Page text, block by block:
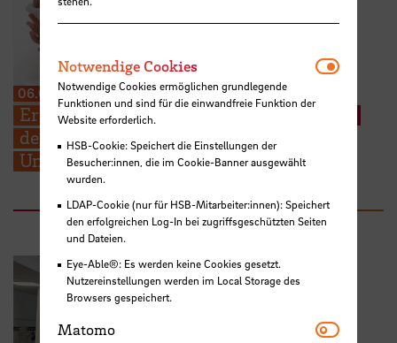
06.08.2026
Erneuter Aufruf: Hebammenstudierende
der HSB suchen weitere Schwangere zur
Unterstützung ihrer Prüfungen
Notwendige Cookies
Notwendige Cookies ermöglichen grundlegende
Funktionen und sind für die einwandfreie Funktion der
Website erforderlich.
HSB-Cookie: Speichert die Einstellungen der
Besucher:innen, die im Cookie-Banner ausgewählt
wurden.
LDAP-Cookie (nur für HSB-Mitarbeiter:innen): Speichert
den erfolgreichen Log-In bei zugriffsgeschützten Seiten
und Dateien.
Eye-Able®: Es werden keine Cookies gesetzt.
Nutzereinstellungen werden im Local Storage des
Browsers gespeichert.
Matomo Matomo